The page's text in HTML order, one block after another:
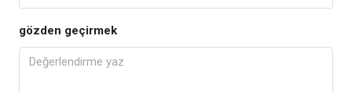
gözden geçirmek